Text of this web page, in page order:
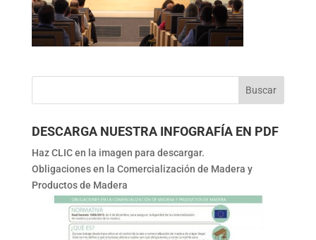
DESCARGA NUESTRA INFOGRAFÍA EN PDF
Haz CLIC en la imagen para descargar.
Obligaciones en la Comercialización de Madera y
Productos de Madera